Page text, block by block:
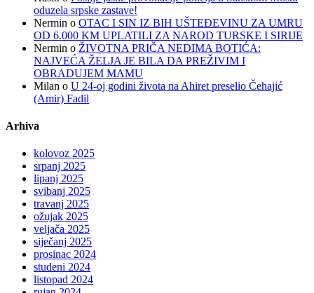
oduzela srpske zastave!
Nermin o OTAC I SIN IZ BIH UŠTEĐEVINU ZA UMRU
OD 6.000 KM UPLATILI ZA NAROD TURSKE I SIRIJE
Nermin o ŽIVOTNA PRIČA NEDIMA BOTIĆA:
NAJVEĆA ŽELJA JE BILA DA PREŽIVIM I
OBRADUJEM MAMU
Milan o U 24-oj godini života na Ahiret preselio Čehajić
(Amir) Fadil
Arhiva
kolovoz 2025
srpanj 2025
lipanj 2025
svibanj 2025
travanj 2025
ožujak 2025
veljača 2025
siječanj 2025
prosinac 2024
studeni 2024
listopad 2024